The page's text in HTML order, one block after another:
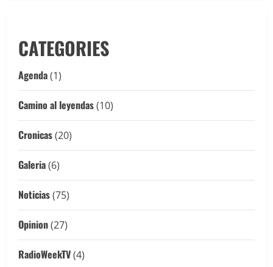
CATEGORIES
Agenda(1)
Camino al leyendas(10)
Cronicas(20)
Galeria(6)
Noticias(75)
Opinion(27)
RadioWeekTV(4)